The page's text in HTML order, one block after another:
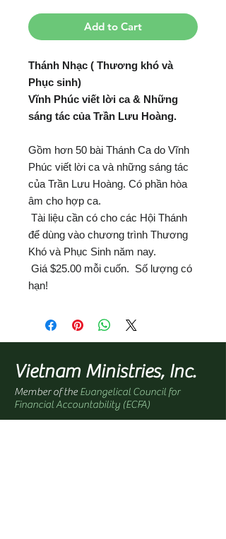
Add to Cart
Thánh Nhạc ( Thương khó và
Phục sinh)
Vĩnh Phúc viết lời ca & Những
sáng tác của Trần Lưu Hoàng.
Gồm hơn 50 bài Thánh Ca do Vĩnh
Phúc viết lời ca và những sáng tác
của Trần Lưu Hoàng. Có phần hòa
âm cho hợp ca.
Tài liệu cần có cho các Hội Thánh
để dùng vào chương trình Thương
Khó và Phục Sinh năm nay.
Giá $25.00 mỗi cuốn. Số lượng có
hạn!
Vietnam Ministries, Inc.
Member of the Evangelical Council for
Financial Accountability (ECFA)